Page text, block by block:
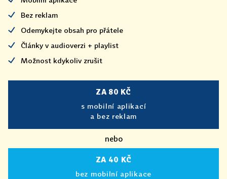
Bez reklam
Odemykejte obsah pro přátele
Články v audioverzi + playlist
Možnost kdykoliv zrušit
ZA 80 KČ
s mobilní aplikací
a bez reklam
nebo
ZA 40 KČ
bez mobilní aplikace